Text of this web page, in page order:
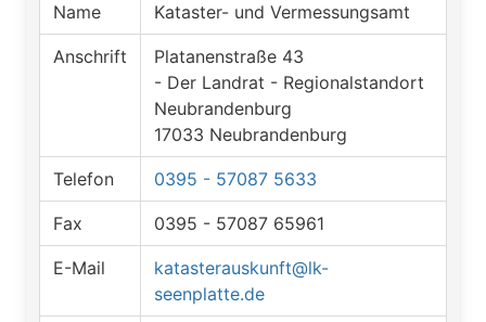
Name Kataster- und Vermessungsamt
Anschrift
Platanenstraße 43
- Der Landrat - Regionalstandort
Neubrandenburg
17033 Neubrandenburg
Telefon 0395 - 57087 5633
Fax 0395 - 57087 65961
E-Mail
katasterauskunft@lk-
seenplatte.de